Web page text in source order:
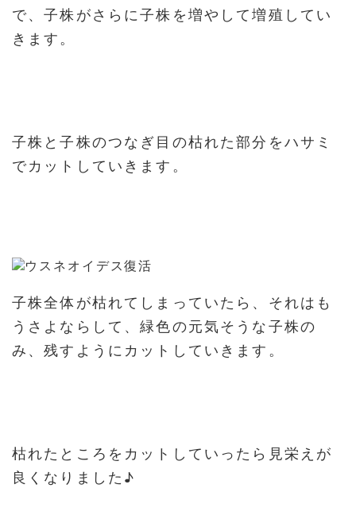
で、子株がさらに子株を増やして増殖してい
きます。
子株と子株のつなぎ目の枯れた部分をハサミ
でカットしていきます。
子株全体が枯れてしまっていたら、それはも
うさよならして、緑色の元気そうな子株の
み、残すようにカットしていきます。
枯れたところをカットしていったら見栄えが
良くなりました♪